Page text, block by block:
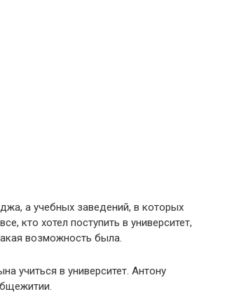
а учебных заведений, в которых
кто хотел поступить в университет,
возможность была.
учиться в университет. Антону